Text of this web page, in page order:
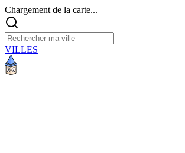
Chargement de la carte...
VILLES